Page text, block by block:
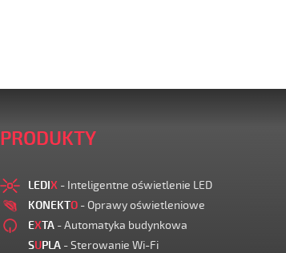
PRODUKTY
LEDIX - Inteligentne oświetlenie LED
KONEKTO - Oprawy oświetleniowe
EXTA - Automatyka budynkowa
SUPLA - Sterowanie Wi-Fi